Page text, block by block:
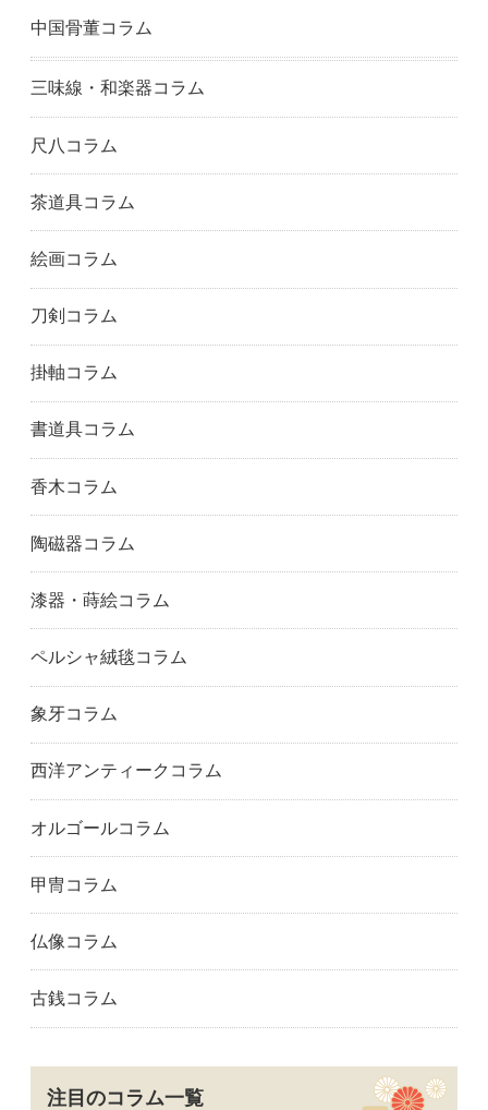
中国骨董コラム
三味線・和楽器コラム
尺八コラム
茶道具コラム
絵画コラム
刀剣コラム
掛軸コラム
書道具コラム
香木コラム
陶磁器コラム
漆器・蒔絵コラム
ペルシャ絨毯コラム
象牙コラム
西洋アンティークコラム
オルゴールコラム
甲冑コラム
仏像コラム
古銭コラム
注目のコラム一覧